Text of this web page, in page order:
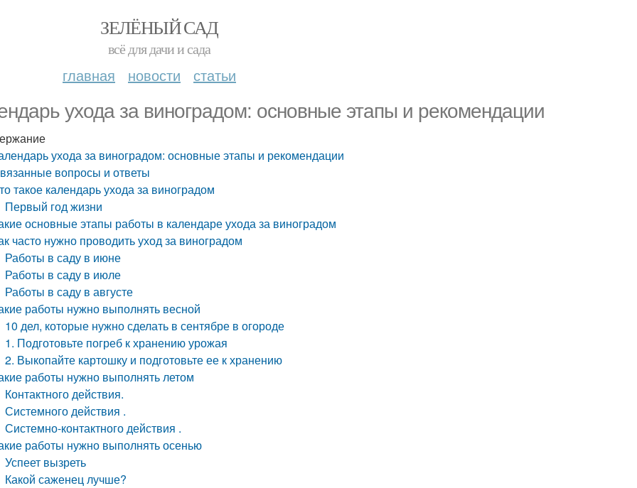
ЗЕЛЁНЫЙ САД
всё для дачи и сада
главная новости статьи
ухода за виноградом: основные этапы и рекомендации
ухода за виноградом: основные этапы и рекомендации
вопросы и ответы
такое календарь ухода за виноградом
Первый год жизни
основные этапы работы в календаре ухода за виноградом
часто нужно проводить уход за виноградом
Работы в саду в июне
Работы в саду в июле
Работы в саду в августе
работы нужно выполнять весной
10 дел, которые нужно сделать в сентябре в огороде
1. Подготовьте погреб к хранению урожая
2. Выкопайте картошку и подготовьте ее к хранению
работы нужно выполнять летом
Контактного действия.
Системного действия .
Системно-контактного действия .
работы нужно выполнять осенью
Успеет вызреть
Какой саженец лучше?